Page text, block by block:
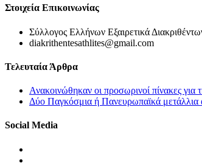
Στοιχεία Επικοινωνίας
Σύλλογος Ελλήνων Εξαιρετικά
diakrithentesathlites@gmail.com
Τελευταία Άρθρα
Ανακοινώθηκαν οι προσωρινοί πίνακες
Δύο Παγκόσμια ή Πανευρωπαϊκά μετάλλια
Social Media